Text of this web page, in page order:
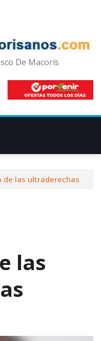
De Macorís
de las ultraderechas
las